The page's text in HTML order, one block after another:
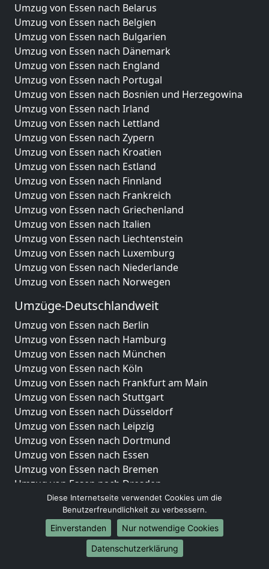
Umzug von Essen nach Belarus
Umzug von Essen nach Belgien
Umzug von Essen nach Bulgarien
Umzug von Essen nach Dänemark
Umzug von Essen nach England
Umzug von Essen nach Portugal
Umzug von Essen nach Bosnien und Herzegowina
Umzug von Essen nach Irland
Umzug von Essen nach Lettland
Umzug von Essen nach Zypern
Umzug von Essen nach Kroatien
Umzug von Essen nach Estland
Umzug von Essen nach Finnland
Umzug von Essen nach Frankreich
Umzug von Essen nach Griechenland
Umzug von Essen nach Italien
Umzug von Essen nach Liechtenstein
Umzug von Essen nach Luxemburg
Umzug von Essen nach Niederlande
Umzug von Essen nach Norwegen
Umzüge-Deutschlandweit
Umzug von Essen nach Berlin
Umzug von Essen nach Hamburg
Umzug von Essen nach München
Umzug von Essen nach Köln
Umzug von Essen nach Frankfurt am Main
Umzug von Essen nach Stuttgart
Umzug von Essen nach Düsseldorf
Umzug von Essen nach Leipzig
Umzug von Essen nach Dortmund
Umzug von Essen nach Essen
Umzug von Essen nach Bremen
Umzug von Essen nach Dresden
Umzug von Essen nach Hannover
Umzug von Essen nach Nürnberg
Umzug von Essen nach Duisburg
Umzug von Essen nach Bochum
Umzug von Essen nach Wuppertal
Diese Internetseite verwendet Cookies um die
Benutzerfreundlichkeit zu verbessern.
Einverstanden
Nur notwendige Cookies
Datenschutzerklärung